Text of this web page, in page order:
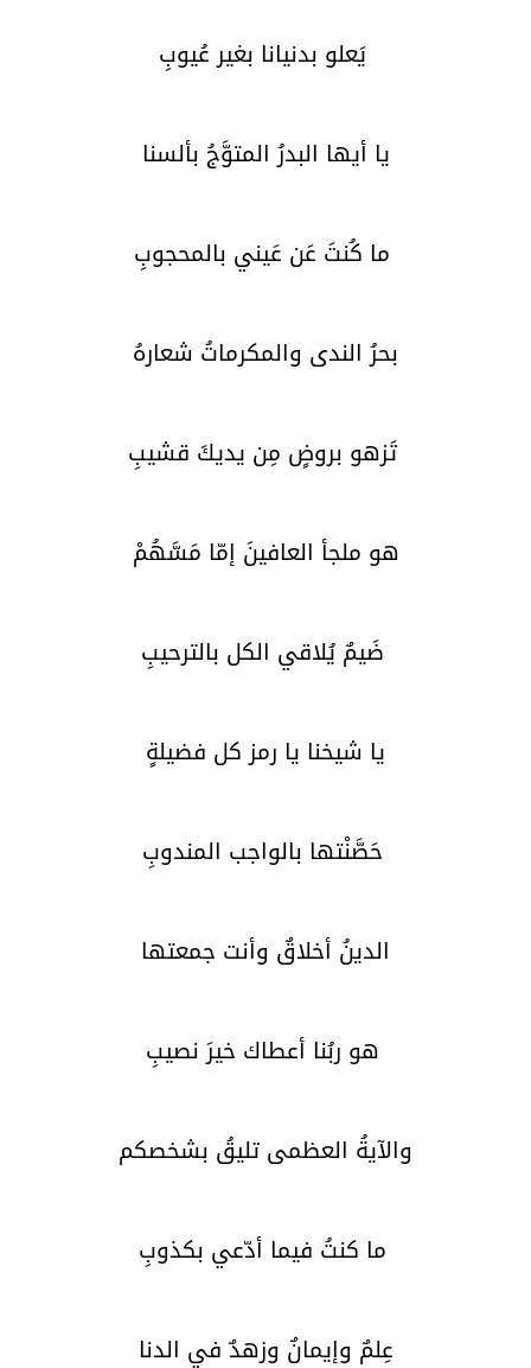
يَعلو بدنيانا بغير عُيوبِ
يا أيها البدرُ المتوَّجُ بألسنا
ما كُنتَ عَن عَيني بالمحجوبِ
بحرُ الندى والمكرماتُ شعارهُ
تَزهو بروضٍ مِن يديكَ قشيبِ
هو ملجأ العافينَ إمّا مَسَّهُمْ
ضَيمٌ يُلاقي الكل بالترحيبِ
يا شيخنا يا رمز كل فضيلةٍ
حَصَّنْتها بالواجب المندوبِ
الدينُ أخلاقٌ وأنت جمعتها
هو ربُنا أعطاك خيرَ نصيبِ
والآيةُ العظمى تليقُ بشخصكم
ما كنتُ فيما أدّعي بكذوبِ
عِلمٌ وإيمانٌ وزهدٌ في الدنا